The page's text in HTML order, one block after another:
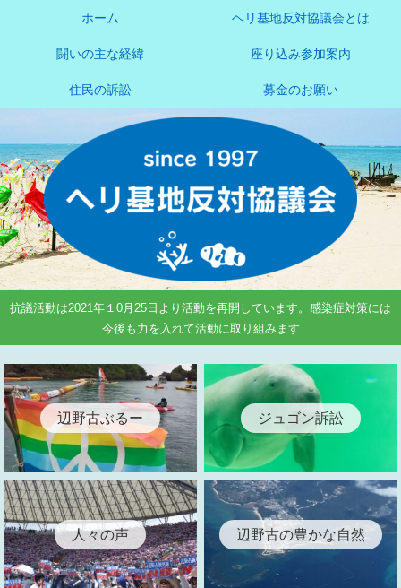
ホーム ヘリ基地反対協議会とは
闘いの主な経緯 座り込み参加案内
住民の訴訟 募金のお願い
抗議活動は2021年１0月25日より活動を再開しています。感染症対策には
今後も力を入れて活動に取り組みます
辺野古ぶるー ジュゴン訴訟
人々の声 辺野古の豊かな自然